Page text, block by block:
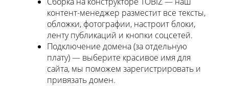
контент-менеджер разместит все тексты,
обложки, фотографии, настроит блоки,
ленту публикаций и кнопки соцсетей.
Подключение домена (за отдельную
плату) — выберите красивое имя для
сайта, мы поможем зарегистрировать и
привязать домен.